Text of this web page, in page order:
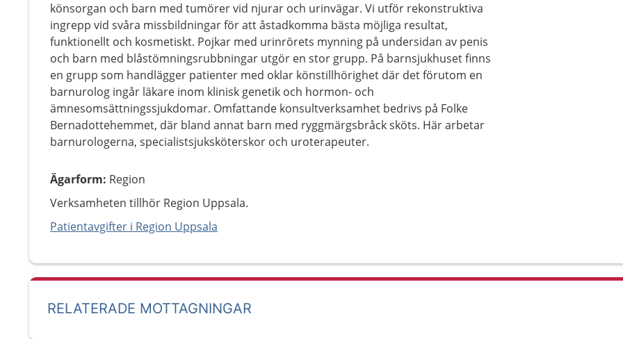
könsorgan och barn med tumörer vid njurar och urinvägar. Vi utför rekonstruktiva
ingrepp vid svåra missbildningar för att åstadkomma bästa möjliga resultat,
funktionellt och kosmetiskt. Pojkar med urinrörets mynning på undersidan av penis
och barn med blåstömningsrubbningar utgör en stor grupp. På barnsjukhuset finns
en grupp som handlägger patienter med oklar könstillhörighet där det förutom en
barnurolog ingår läkare inom klinisk genetik och hormon- och
ämnesomsättningssjukdomar. Omfattande konsultverksamhet bedrivs på Folke
Bernadottehemmet, där bland annat barn med ryggmärgsbråck sköts. Här arbetar
barnurologerna, specialistsjuksköterskor och uroterapeuter.
Ägarform: Region
Verksamheten tillhör Region Uppsala.
Patientavgifter i Region Uppsala
RELATERADE MOTTAGNINGAR